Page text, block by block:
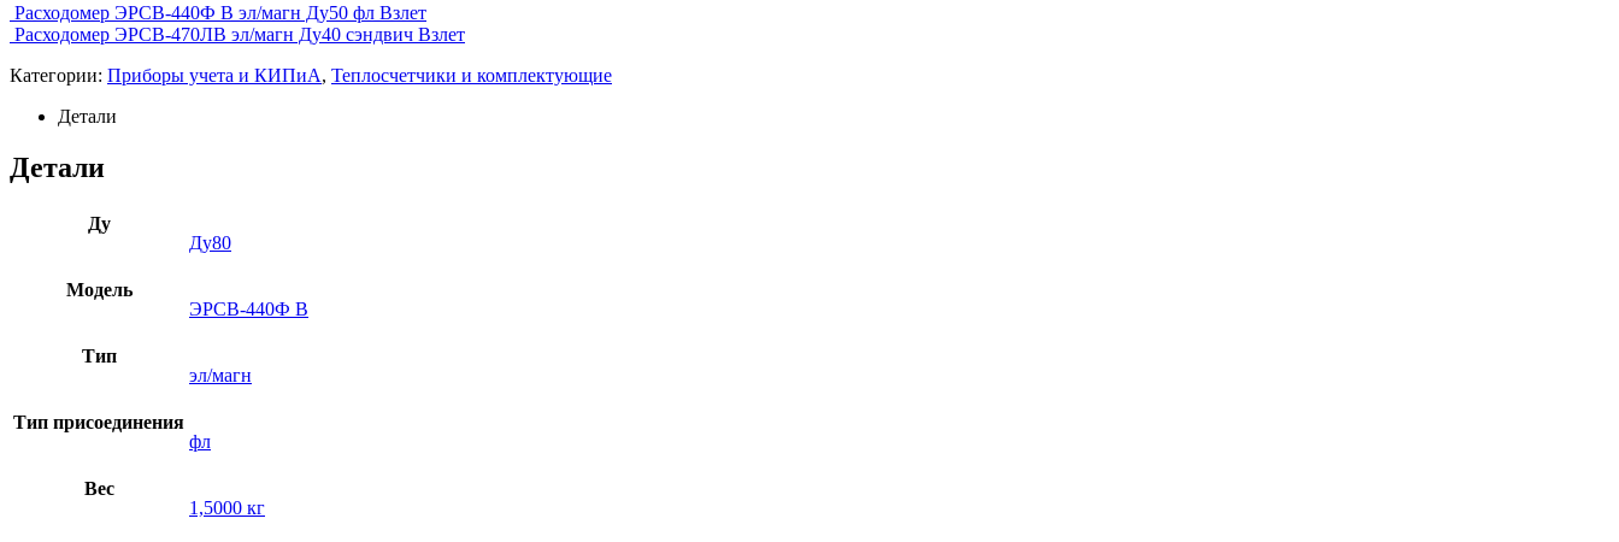
Расходомер ЭРСВ-440Ф В эл/магн Ду50 фл Взлет
Расходомер ЭРСВ-470ЛВ эл/магн Ду40 сэндвич Взлет
Категории: Приборы учета и КИПиА, Теплосчетчики и комплектующие
Детали
Детали
Ду
Ду80
Модель
ЭРСВ-440Ф В
Тип
эл/магн
Тип присоединения
фл
Вес
1,5000 кг